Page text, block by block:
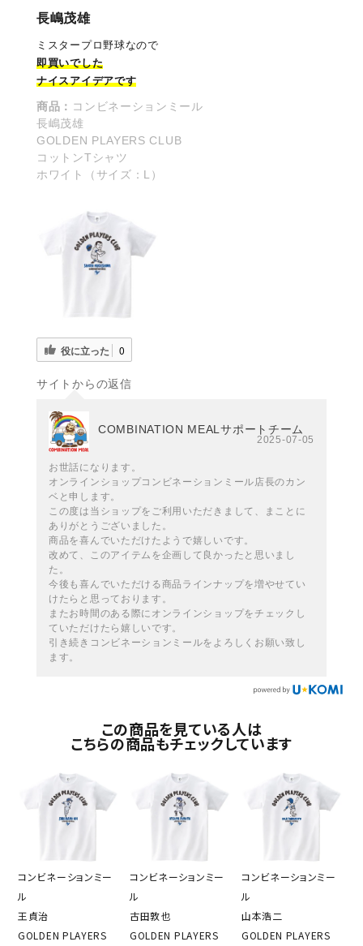
長嶋茂雄
ミスタープロ野球なので
即買いでした
ナイスアイデアです
商品： コンビネーションミール
長嶋茂雄
GOLDEN PLAYERS CLUB
コットンTシャツ
ホワイト（サイズ：L）
役に立った 0
サイトからの返信
COMBINATION MEALサポートチーム
2025-07-05
お世話になります。
オンラインショップコンビネーションミール店長のカン
ベと申します。
この度は当ショップをご利用いただきまして、まことに
ありがとうございました。
商品を喜んでいただけたようで嬉しいです。
改めて、このアイテムを企画して良かったと思いまし
た。
今後も喜んでいただける商品ラインナップを増やせてい
けたらと思っております。
またお時間のある際にオンラインショップをチェックし
ていただけたら嬉しいです。
引き続きコンビネーションミールをよろしくお願い致し
ます。
この商品を見ている人は
こちらの商品もチェックしています
コンビネーションミー
ル
王貞治
GOLDEN PLAYERS
コンビネーションミー
ル
古田敦也
GOLDEN PLAYERS
コンビネーションミー
ル
山本浩二
GOLDEN PLAYERS